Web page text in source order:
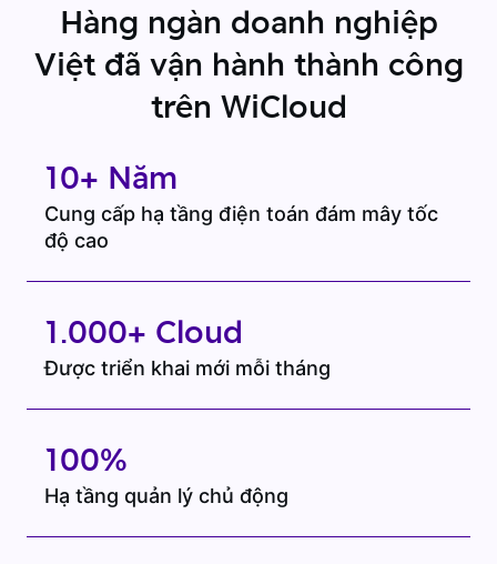
Hàng ngàn doanh nghiệp
Việt đã vận hành thành công
trên WiCloud
10+ Năm
Cung cấp hạ tầng điện toán đám mây tốc
độ cao
1.000+ Cloud
Được triển khai mới mỗi tháng
100%
Hạ tầng quản lý chủ động